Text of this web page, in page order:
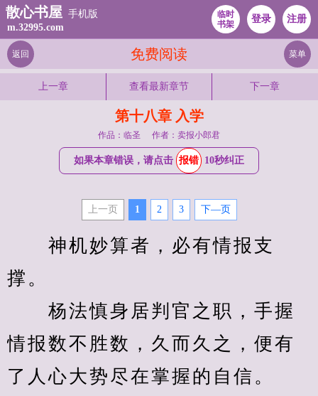
散心书屋 手机版
m.32995.com
临时
书架
登录 注册
免费阅读
返回 菜单
上一章 查看最新章节 下一章
第十八章 入学
作品：临圣 作者：卖报小郎君
如果本章错误，请点击 报错 10秒纠正
上一页 1 2 3 下—页
神机妙算者，必有情报支
撑。
杨法慎身居判官之职，手握
情报数不胜数，久而久之，便有
了人心大势尽在掌握的自信。